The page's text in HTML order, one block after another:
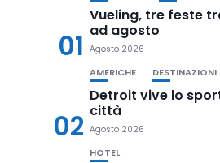
01
Vueling, tre feste
ad agosto
Agosto 2026
02
AMERICHE DESTINAZIONI
Detroit vive lo
città
Agosto 2026
HOTEL